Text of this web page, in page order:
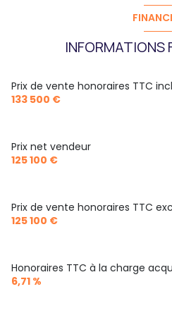
INFORMATIONS
Prix de vente honoraires TTC
133 500 €
Prix net vendeur
125 100 €
Prix de vente honoraires TTC
125 100 €
Honoraires TTC à la charge
6,71 %